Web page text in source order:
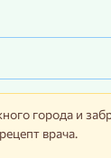
города и
врача.